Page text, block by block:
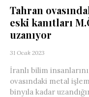
Tahran
eski kanıtları
uzanıyor
31 Ocak 2023
İranlı bilim
ovasındaki metal
binyıla kadar